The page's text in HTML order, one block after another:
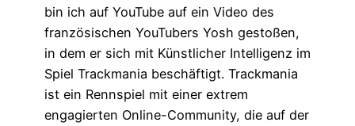
bin ich auf YouTube auf ein Video des
französischen YouTubers Yosh gestoßen,
in dem er sich mit Künstlicher Intelligenz im
Spiel Trackmania beschäftigt. Trackmania
ist ein Rennspiel mit einer extrem
engagierten Online-Community, die auf der